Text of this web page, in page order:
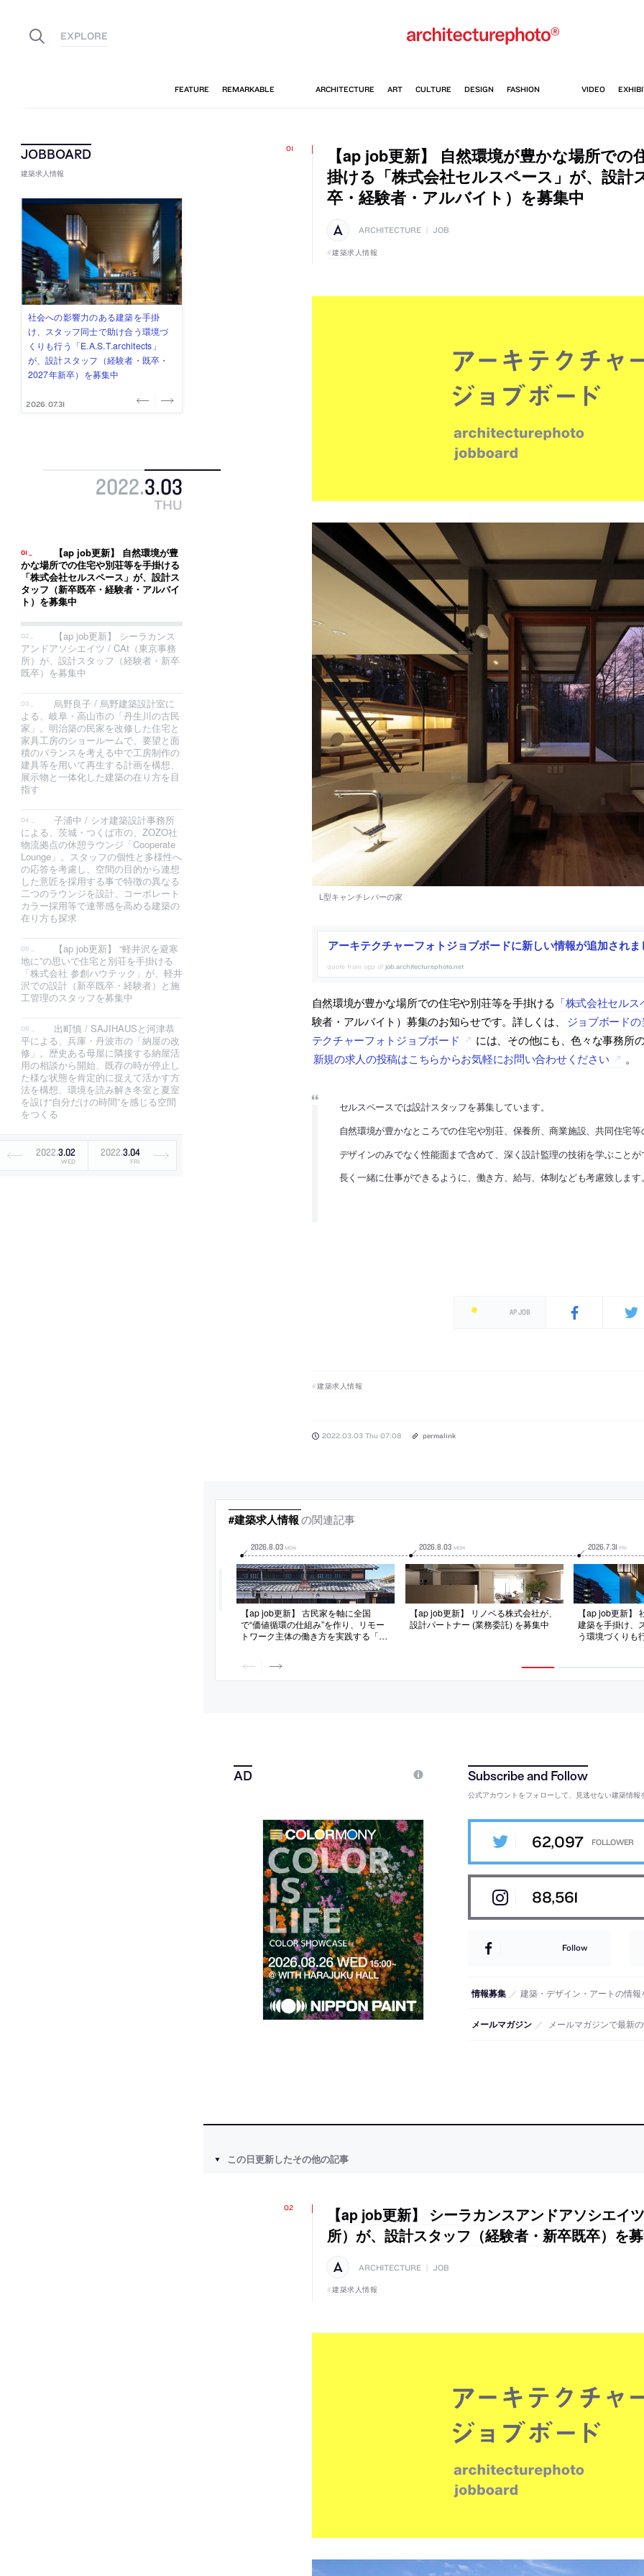
建築求人情報
古民家を軸に全国で“価値循環の仕組
み”を作り、リモートワーク主体の働
き方を実践する「株式会社つぎと」
が、設計スタッフ（経験者・既卒）
を募集中
2026.08.03
リノベる株式会社が、設計パートナ
ー (業務委託) を募集中
2026.08.03
社会への影響力のある建築を手掛
け、スタッフ同士で助け合う環境づ
くりも行う「E.A.S.T.architects」
が、設計スタッフ（経験者・既卒・
2027年新卒）を募集中
2026.07.31
代官山を拠点に活動する「梅澤竜也 /
ALA INC.」が、設計スタッフ・アル
バイト・事務職を募集中
2026.07.30
住宅や共同住宅などを手掛け、“合理
的でシンプルなデザイン”を志向する
「PANDA：山本浩三建築設計事務
所」が、設計スタッフ（経験者・既
卒・2027年新卒）を募集中
2026.07.29
2022.3.03
THU
【ap job更新】 自然環境が豊
かな場所での住宅や別荘等を手掛ける
「株式会社セルスペース」が、設計ス
タッフ（新卒既卒・経験者・アルバイ
ト）を募集中
【ap job更新】 シーラカンス
アンドアソシエイツ / CAt（東京事務
所）が、設計スタッフ（経験者・新卒
既卒）を募集中
烏野良子 / 烏野建築設計室に
よる、岐阜・高山市の「丹生川の古民
家」。明治築の民家を改修した住宅と
家具工房のショールームで、要望と面
積のバランスを考える中で工房制作の
建具等を用いて再生する計画を構想、
展示物と一体化した建築の在り方を目
指す
子浦中 / シオ建築設計事務所
による、茨城・つくば市の、ZOZO社
物流拠点の休憩ラウンジ「Cooperate
Lounge」。スタッフの個性と多様性へ
の応答を考慮し、空間の目的から連想
した意匠を採用する事で特徴の異なる
二つのラウンジを設計、コーポレート
カラー採用等で連帯感を高める建築の
在り方も探求
【ap job更新】 “軽井沢を避寒
地に”の思いで住宅と別荘を手掛ける
「株式会社 参創ハウテック」が、軽井
沢での設計（新卒既卒・経験者）と施
工管理のスタッフを募集中
出町慎 / SAJIHAUSと河津恭
平による、兵庫・丹波市の「納屋の改
修」。歴史ある母屋に隣接する納屋活
用の相談から開始、既存の時が停止し
た様な状態を肯定的に捉えて活かす方
法を構想、環境を読み解き冬室と夏室
を設け“自分だけの時間”を感じる空間
をつくる
2022.3.02
WED
2022.3.04
FRI
【ap job更新】 自然環境が豊かな場所での
掛ける「株式会社セルスペース」が、設計
卒・経験者・アルバイト）を募集中
ARCHITECTURE JOB
建築求人情報
アーキテクチャーフォトジョブボードに新しい情報が追加されま
job.architecturephoto.net
自然環境が豊かな場所での住宅や別荘等を手掛ける 「株式会社セル
験者・アルバイト）募集のお知らせです。詳しくは、
ジョブボード
テクチャーフォトジョブボード
には、その他にも、色々な事務所
新規の求人の投稿はこちらからお気軽にお問い合わせください
。
セルスペースでは設計スタッフを募集しています。
自然環境が豊かなところでの住宅や別荘、保養所、商業施設、共同住宅
デザインのみでなく性能面まで含めて、深く設計監理の技術を学ぶこと
長く一緒に仕事ができるように、働き方、給与、体制なども考慮致します
AP JOB
建築求人情報
2022.03.03 Thu 07:08 permalink
#建築求人情報 の関連記事
2026.8.03 MON
【ap job更新】 古民家を軸に全国
で“価値循環の仕組み”を作り、リモー
トワーク主体の働き方を実践する「株
2026.8.03 MON
【ap job更新】 リノベる株式会社が、
設計パートナー (業務委託) を募集中
2026.7.31 FRI
【ap job更新】
建築を手掛け、
う環境づくりも
募集中
公式アカウントをフォローして、見逃せない建築情報
62,097
88,561
Follow
情報募集 ／ 建築・デザイン・アートの情
メールマガジン ／ メールマガジンで最新
この日更新したその他の記事
【ap job更新】 シーラカンスアンドアソシエイ
所）が、設計スタッフ（経験者・新卒既卒）を
ARCHITECTURE | JOB
建築求人情報